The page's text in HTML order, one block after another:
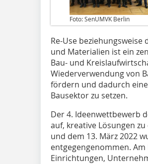
Foto: SenUMVK Berlin
Re-Use
und Materialien ist ein
Bau- und
Wiederverwendung von
fördern und dadurch
Bausektor zu setzen.
Der 4. Ideenwettbewerb
auf, kreative Lösungen
und dem 13. März 2022
entgegengenommen.
Einrichtungen,